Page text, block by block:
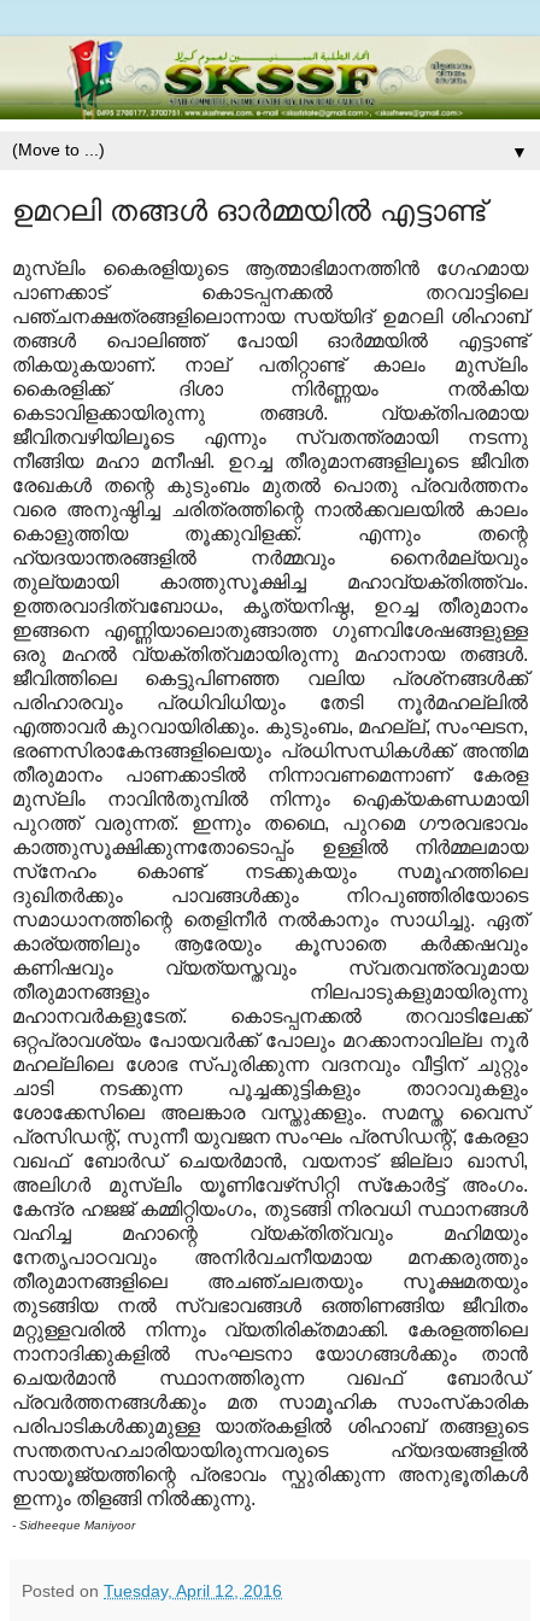
▼
ഉമറലി തങ്ങള്‍ ഓര്‍മ്മയില്‍ എട്ടാണ്ട്
മുസ്ലിം കൈരളിയുടെ ആത്മാഭിമാനത്തിന്‍ ഗേഹമായ
പാണക്കാട് കൊടപ്പനക്കല്‍ തറവാട്ടിലെ
പഞ്ചനക്ഷത്രങ്ങളിലൊന്നായ സയ്യിദ് ഉമറലി ശിഹാബ്
തങ്ങള്‍ പൊലിഞ്ഞ് പോയി ഓര്‍മ്മയില്‍ എട്ടാണ്ട്
തികയുകയാണ്. നാല് പതിറ്റാണ്ട് കാലം മുസ്ലിം
കൈരളിക്ക് ദിശാ നിര്‍ണ്ണയം നല്‍കിയ
കെടാവിളക്കായിരുന്നു തങ്ങള്‍. വ്യക്തിപരമായ
ജീവിതവഴിയിലൂടെ എന്നും സ്വതന്ത്രമായി നടന്നു
നീങ്ങിയ മഹാ മനീഷി. ഉറച്ച തീരുമാനങ്ങളിലൂടെ ജീവിത
രേഖകള്‍ തന്റെ കുടുംബം മുതല്‍ പൊതു പ്രവര്‍ത്തനം
വരെ അനുഷ്ഠിച്ച ചരിത്രത്തിന്റെ നാല്‍ക്കവലയില്‍ കാലം
കൊളുത്തിയ തൂക്കുവിളക്ക്. എന്നും തന്റെ
ഹ്യദയാന്തരങ്ങളില്‍ നര്‍മ്മവും നൈര്‍മല്യവും
തുല്യമായി കാത്തുസൂക്ഷിച്ച മഹാവ്യക്തിത്ത്വം.
ഉത്തരവാദിത്വബോധം, കൃത്യനിഷ്ഠ, ഉറച്ച തീരുമാനം
ഇങ്ങനെ എണ്ണിയാലൊതുങ്ങാത്ത ഗുണവിശേഷങ്ങളുള്ള
ഒരു മഹല്‍ വ്യക്തിത്വമായിരുന്നു മഹാനായ തങ്ങള്‍.
ജീവിത്തിലെ കെട്ടുപിണഞ്ഞ വലിയ പ്രശ്‌നങ്ങള്‍ക്ക്
പരിഹാരവും പ്രധിവിധിയും തേടി നൂര്‍മഹല്ലില്‍
എത്താവര്‍ കുറവായിരിക്കും. കുടുംബം, മഹല്ല്, സംഘടന,
ഭരണസിരാകേന്ദങ്ങളിലെയും പ്രധിസന്ധികള്‍ക്ക് അന്തിമ
തീരുമാനം പാണക്കാടില്‍ നിന്നാവണമെന്നാണ് കേരള
മുസ്ലിം നാവിന്‍തുമ്പില്‍ നിന്നും ഐക്യകണ്ഡമായി
പുറത്ത് വരുന്നത്. ഇന്നും തഥൈ, പുറമെ ഗൗരവഭാവം
കാത്തുസൂക്ഷിക്കുന്നതോടൊപ്പ്ം ഉള്ളില്‍ നിര്‍മ്മലമായ
സ്‌നേഹം കൊണ്ട് നടക്കുകയും സമൂഹത്തിലെ
ദുഖിതര്‍ക്കും പാവങ്ങള്‍ക്കും നിറപുഞ്ഞിരിയോടെ
സമാധാനത്തിന്റെ തെളിനീര്‍ നല്‍കാനും സാധിച്ചു. ഏത്
കാര്യത്തിലും ആരേയും കൂസാതെ കര്‍ക്കഷവും
കണിഷവും വ്യത്യസ്തവും സ്വതവന്ത്രവുമായ
തീരുമാനങ്ങളും നിലപാടുകളുമായിരുന്നു
മഹാനവര്‍കളുടേത്. കൊടപ്പനക്കല്‍ തറവാടിലേക്ക്
ഒറ്റപ്രാവശ്യം പോയവര്‍ക്ക് പോലും മറക്കാനാവില്ല നൂര്‍
മഹല്ലിലെ ശോഭ സ്പുരിക്കുന്ന വദനവും വീട്ടിന് ചുറ്റും
ചാടി നടക്കുന്ന പൂച്ചക്കുട്ടികളും താറാവുകളും
ശോക്കേസിലെ അലങ്കാര വസ്തുക്കളും. സമസ്ത വൈസ്
പ്രസിഡന്റ്, സുന്നീ യുവജന സംഘം പ്രസിഡന്റ്, കേരളാ
വഖഫ് ബോര്‍ഡ് ചെയര്‍മാന്‍, വയനാട് ജില്ലാ ഖാസി,
അലിഗര്‍ മുസ്ലിം യൂണിവേഴ്‌സിറ്റി സ്‌കോര്‍ട്ട് അംഗം.
കേന്ദ്ര ഹജജ് കമ്മിറ്റിയംഗം, തുടങ്ങി നിരവധി സ്ഥാനങ്ങള്‍
വഹിച്ച മഹാന്റെ വ്യക്തിത്വവും മഹിമയും
നേതൃപാഠവവും അനിര്‍വചനീയമായ മനക്കരുത്തും
തീരുമാനങ്ങളിലെ അചഞ്ചലതയും സൂക്ഷമതയും
തുടങ്ങിയ നല്‍ സ്വഭാവങ്ങള്‍ ഒത്തിണങ്ങിയ ജീവിതം
മറ്റുള്ളവരില്‍ നിന്നും വ്യതിരിക്തമാക്കി. കേരളത്തിലെ
നാനാദിക്കുകളില്‍ സംഘടനാ യോഗങ്ങള്‍ക്കും താന്‍
ചെയര്‍മാന്‍ സ്ഥാനത്തിരുന്ന വഖഫ് ബോര്‍ഡ്
പ്രവര്‍ത്തനങ്ങള്‍ക്കും മത സാമൂഹിക സാംസ്‌കാരിക
പരിപാടികള്‍ക്കുമുള്ള യാത്രകളില്‍ ശിഹാബ് തങ്ങളുടെ
സന്തതസഹചാരിയായിരുന്നവരുടെ ഹ്യദയങ്ങളില്‍
സായൂജ്യത്തിന്റെ പ്രഭാവം സ്ഫുരിക്കുന്ന അനുഭൂതികള്‍
ഇന്നും തിളങ്ങി നില്‍ക്കുന്നു.
- Sidheeque Maniyoor
Posted on Tuesday, April 12, 2016